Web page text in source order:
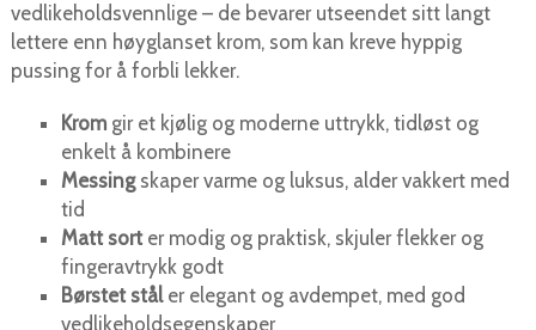
vedlikeholdsvennlige – de bevarer utseendet sitt langt
lettere enn høyglanset krom, som kan kreve hyppig
pussing for å forbli lekker.
Krom gir et kjølig og moderne uttrykk, tidløst og
enkelt å kombinere
Messingskaper varme og luksus, alder vakkert med
tid
Matt sorter modig og praktisk, skjuler flekker og
fingeravtrykk godt
Børstet ståler elegant og avdempet, med god
vedlikeholdsegenskaper